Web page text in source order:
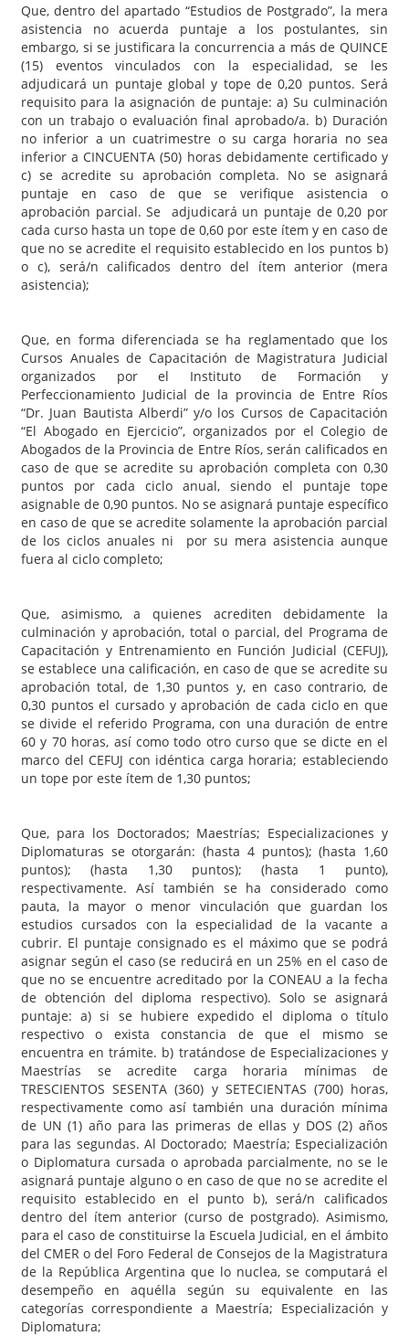
Que, dentro del apartado “Estudios de Postgrado”, la mera
asistencia no acuerda puntaje a los postulantes, sin
embargo, si se justificara la concurrencia a más de QUINCE
(15) eventos vinculados con la especialidad, se les
adjudicará un puntaje global y tope de 0,20 puntos. Será
requisito para la asignación de puntaje: a) Su culminación
con un trabajo o evaluación final aprobado/a. b) Duración
no inferior a un cuatrimestre o su carga horaria no sea
inferior a CINCUENTA (50) horas debidamente certificado y
c) se acredite su aprobación completa. No se asignará
puntaje en caso de que se verifique asistencia o
aprobación parcial. Se adjudicará un puntaje de 0,20 por
cada curso hasta un tope de 0,60 por este ítem y en caso de
que no se acredite el requisito establecido en los puntos b)
o c), será/n calificados dentro del ítem anterior (mera
asistencia);
Que, en forma diferenciada se ha reglamentado que los
Cursos Anuales de Capacitación de Magistratura Judicial
organizados por el Instituto de Formación y
Perfeccionamiento Judicial de la provincia de Entre Ríos
“Dr. Juan Bautista Alberdi” y/o los Cursos de Capacitación
“El Abogado en Ejercicio”, organizados por el Colegio de
Abogados de la Provincia de Entre Ríos, serán calificados en
caso de que se acredite su aprobación completa con 0,30
puntos por cada ciclo anual, siendo el puntaje tope
asignable de 0,90 puntos. No se asignará puntaje específico
en caso de que se acredite solamente la aprobación parcial
de los ciclos anuales ni por su mera asistencia aunque
fuera al ciclo completo;
Que, asimismo, a quienes acrediten debidamente la
culminación y aprobación, total o parcial, del Programa de
Capacitación y Entrenamiento en Función Judicial (CEFUJ),
se establece una calificación, en caso de que se acredite su
aprobación total, de 1,30 puntos y, en caso contrario, de
0,30 puntos el cursado y aprobación de cada ciclo en que
se divide el referido Programa, con una duración de entre
60 y 70 horas, así como todo otro curso que se dicte en el
marco del CEFUJ con idéntica carga horaria; estableciendo
un tope por este ítem de 1,30 puntos;
Que, para los Doctorados; Maestrías; Especializaciones y
Diplomaturas se otorgarán: (hasta 4 puntos); (hasta 1,60
puntos); (hasta 1,30 puntos); (hasta 1 punto),
respectivamente. Así también se ha considerado como
pauta, la mayor o menor vinculación que guardan los
estudios cursados con la especialidad de la vacante a
cubrir. El puntaje consignado es el máximo que se podrá
asignar según el caso (se reducirá en un 25% en el caso de
que no se encuentre acreditado por la CONEAU a la fecha
de obtención del diploma respectivo). Solo se asignará
puntaje: a) si se hubiere expedido el diploma o título
respectivo o exista constancia de que el mismo se
encuentra en trámite. b) tratándose de Especializaciones y
Maestrías se acredite carga horaria mínimas de
TRESCIENTOS SESENTA (360) y SETECIENTAS (700) horas,
respectivamente como así también una duración mínima
de UN (1) año para las primeras de ellas y DOS (2) años
para las segundas. Al Doctorado; Maestría; Especialización
o Diplomatura cursada o aprobada parcialmente, no se le
asignará puntaje alguno o en caso de que no se acredite el
requisito establecido en el punto b), será/n calificados
dentro del ítem anterior (curso de postgrado). Asimismo,
para el caso de constituirse la Escuela Judicial, en el ámbito
del CMER o del Foro Federal de Consejos de la Magistratura
de la República Argentina que lo nuclea, se computará el
desempeño en aquélla según su equivalente en las
categorías correspondiente a Maestría; Especialización y
Diplomatura;